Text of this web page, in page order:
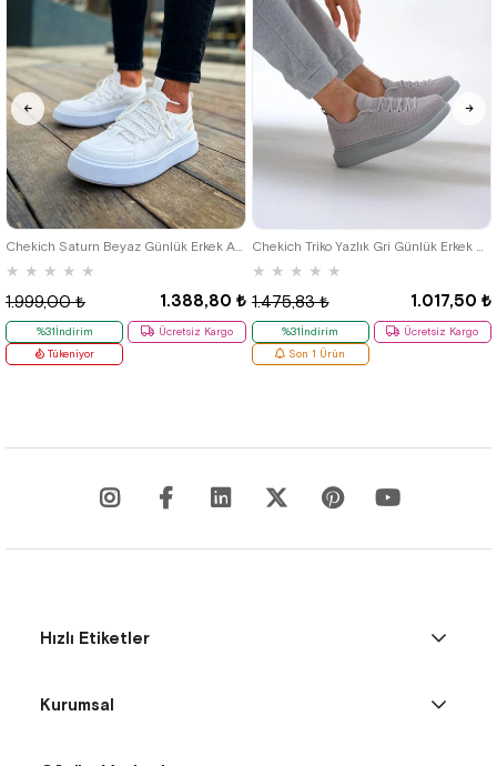
★ ★ ★ ★ ★
1.388,80 ₺
1.999,00 ₺
%31İndirim
Ücretsiz Kargo
Tükeniyor
40 42
★ ★ ★ ★ ★
1.017,50 ₺
1.475,83 ₺
%31İndirim
Ücretsiz Kargo
Son 1 Ürün
Hızlı Etiketler
Kurumsal